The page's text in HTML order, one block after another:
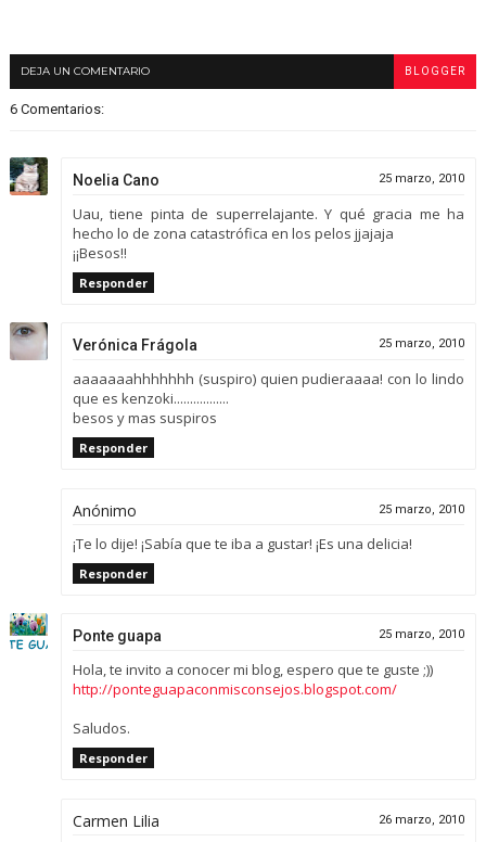
DEJA UN COMENTARIO BLOGGER
6 Comentarios:
Noelia Cano 25 marzo, 2010
Uau, tiene pinta de superrelajante. Y qué gracia me ha
hecho lo de zona catastrófica en los pelos jjajaja
¡¡Besos!!
Responder
Verónica Frágola 25 marzo, 2010
aaaaaaahhhhhhh (suspiro) quien pudieraaaa! con lo lindo
que es kenzoki.................
besos y mas suspiros
Responder
Anónimo 25 marzo, 2010
¡Te lo dije! ¡Sabía que te iba a gustar! ¡Es una delicia!
Responder
Ponte guapa 25 marzo, 2010
Hola, te invito a conocer mi blog, espero que te guste ;))
http://ponteguapaconmisconsejos.blogspot.com/
Saludos.
Responder
Carmen Lilia 26 marzo, 2010